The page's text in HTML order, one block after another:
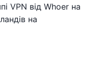
VPN від Whoer на
на